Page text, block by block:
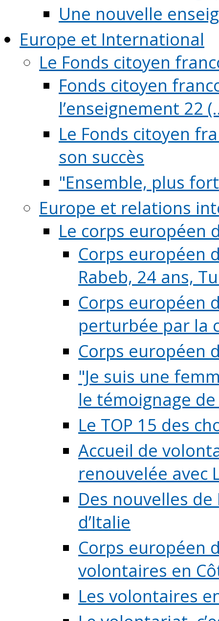
Une nouvelle
Europe et International
Le Fonds citoyen
Fonds citoyen
l’enseignement 22
Le Fonds citoyen
son succès
"Ensemble, plus
Europe et relations
Le corps européen
Corps européen
Rabeb, 24 ans,
Corps européen
perturbée par la
Corps européen
"Je suis une
le témoignage de
Le TOP 15 des
Accueil de
renouvelée avec
Des nouvelles
d’Italie
Corps européen
volontaires en
Les volontaires